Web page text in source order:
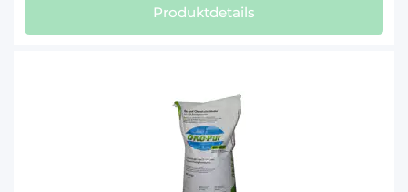
Produktdetails